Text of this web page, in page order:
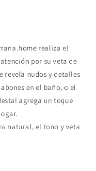
realiza el
por su veta de
revela nudos y detalles
en el baño, o el
agrega un toque
natural, el tono y veta